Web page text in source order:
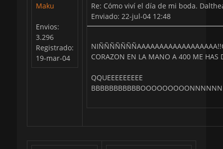
Maku
Envios:
3.296
Registrado:
19-mar-04
Re: Cómo viví el día de mi boda.
Enviado: 22-jul-04 12:48
CORAZON EN LA MANO A 400 ME
QQUEEEEEEEEE